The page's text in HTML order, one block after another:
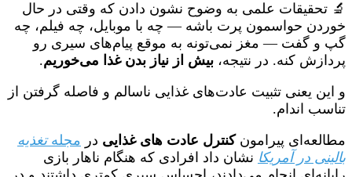
🔬 تحقیقات علمی به وضوح نشون دادن که وقتی در حال
خوردن حواسمون پرت باشه — چه با موبایل، چه فیلم، چه
گپ و گفت — مغز نمی‌تونه به موقع پیام‌های سیری رو
پردازش کنه. در نتیجه، بیش از نیاز بدن غذا می‌خوریم.
و این یعنی تثبیت عادت‌های غذایی ناسالم و فاصله گرفتن از
تناسب اندام.
مطالعه‌ای پیرامونکنترل عادت های غذایی در مجلهتغذیه
بالینی در آمریکا نشان داد افرادی که هنگام ناهار بازی